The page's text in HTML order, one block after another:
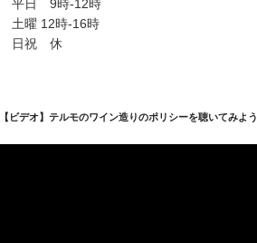
平日 9時-12時
土曜 12時-16時
日祝 休
【ビデオ】テルモのワイン造りのポリシーを聴いてみよう